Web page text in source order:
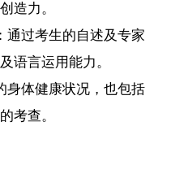
造力。
过考生的自述及专家
语言运用能力。
体健康状况，也包括
考查。